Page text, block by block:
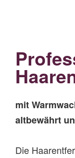
mit
altbewährt
Die